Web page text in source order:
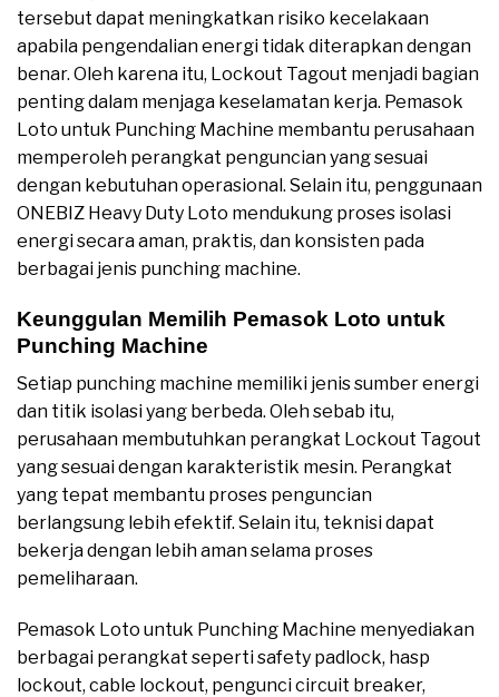
tersebut dapat meningkatkan risiko kecelakaan
apabila pengendalian energi tidak diterapkan dengan
benar. Oleh karena itu, Lockout Tagout menjadi bagian
penting dalam menjaga keselamatan kerja. Pemasok
Loto untuk Punching Machine membantu perusahaan
memperoleh perangkat penguncian yang sesuai
dengan kebutuhan operasional. Selain itu, penggunaan
ONEBIZ Heavy Duty Loto mendukung proses isolasi
energi secara aman, praktis, dan konsisten pada
berbagai jenis punching machine.
Keunggulan Memilih Pemasok Loto untuk
Punching Machine
Setiap punching machine memiliki jenis sumber energi
dan titik isolasi yang berbeda. Oleh sebab itu,
perusahaan membutuhkan perangkat Lockout Tagout
yang sesuai dengan karakteristik mesin. Perangkat
yang tepat membantu proses penguncian
berlangsung lebih efektif. Selain itu, teknisi dapat
bekerja dengan lebih aman selama proses
pemeliharaan.
Pemasok Loto untuk Punching Machine menyediakan
berbagai perangkat seperti safety padlock, hasp
lockout, cable lockout, pengunci circuit breaker,